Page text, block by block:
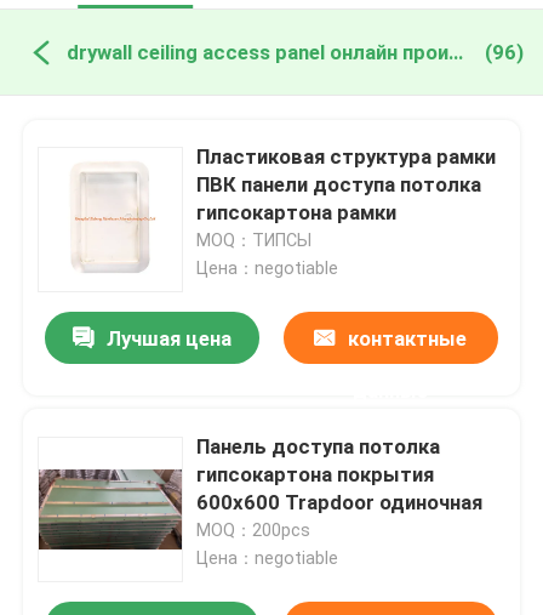
drywall ceiling access panel онлайн производство (96)
Пластиковая структура рамки
ПВК панели доступа потолка
гипсокартона рамки
MOQ：ТИПСЫ
Цена：negotiable
Лучшая цена контактные
Панель доступа потолка
гипсокартона покрытия
600x600 Trapdoor одиночная
MOQ：200pcs
Цена：negotiable